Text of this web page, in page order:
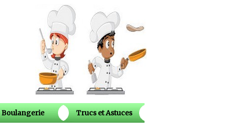
Boulangerie Trucs et Astuces